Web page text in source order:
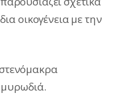
οικογένεια με την